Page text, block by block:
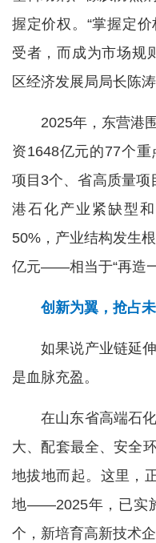
握定价权。“掌握定
受者，而成为市场规
区经济发展局局长陈涛
2025年，东营港
资1648亿元的77个
项目3个、省高质量
港石化产业紧缺型
50%，产业结构发生
亿元——相当于“再造一
创新为翼，抢占
如果说产业链延
是血脉充盈。
在山东省高端石
大、配套最全、安全
地拔地而起。这里，
地——2025年，已实
个，新培育高新技术企